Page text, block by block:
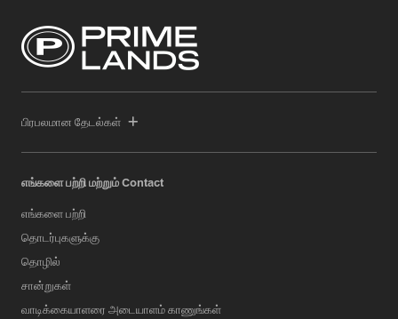
பிரபலமான தேடல்கள்
எங்களை பற்றி மற்றும் Contact
எங்களை பற்றி
தொடர்புகளுக்கு
தொழில்
சான்றுகள்
வாடிக்கையாளரை அடையாளம் காணுங்கள்